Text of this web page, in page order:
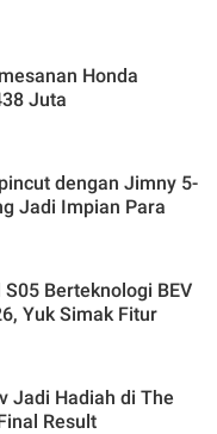
Honda
Juta
dengan Jimny 5-
Jadi Impian Para
Berteknologi BEV
Yuk Simak Fitur
Jadi Hadiah di The
Result